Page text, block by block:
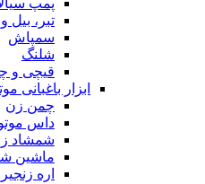
تبر، بیل
سمپاش
شلنگ
قیچی و
ابزار باغبانی
چمن زن
داس
شمشاد
ماشین
اره